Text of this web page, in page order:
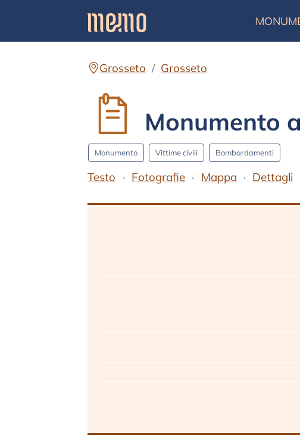
Grosseto Grosseto
Monumento
Monumento Vittime civili Bombardamenti
Testo Fotografie Mappa Dettagli